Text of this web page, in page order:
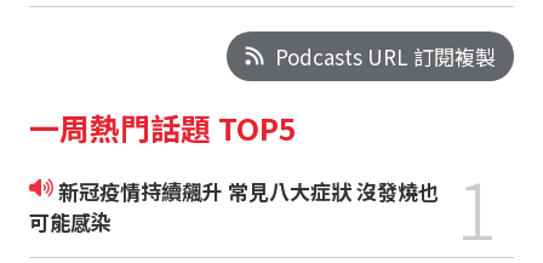
Podcasts URL 訂閱複製
一周熱門話題 TOP5
新冠疫情持續飆升 常見八大症狀 沒發燒也
可能感染
1